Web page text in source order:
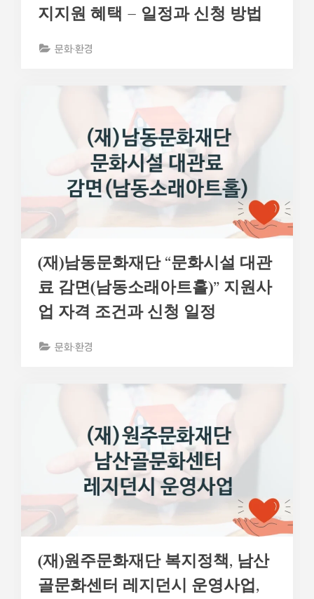
지지원 혜택 – 일정과 신청 방법
문화·환경
(재)남동문화재단 “문화시설 대관
료 감면(남동소래아트홀)” 지원사
업 자격 조건과 신청 일정
문화·환경
(재)원주문화재단 복지정책, 남산
골문화센터 레지던시 운영사업,